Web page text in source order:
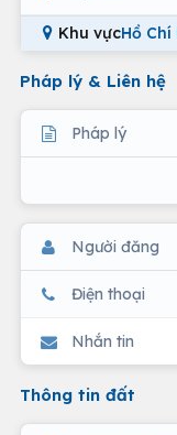
Khu vựcHồ Chí
Pháp lý & Liên hệ
Pháp lý
Người đăng
Điện thoại
Nhắn tin
Thông tin đất